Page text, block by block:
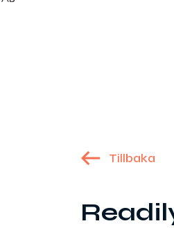
Tillbaka